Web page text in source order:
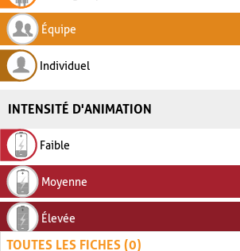
Équipe
Individuel
INTENSITÉ D'ANIMATION
Faible
Moyenne
Élevée
TOUTES LES FICHES (0)